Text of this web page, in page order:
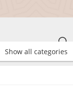
Show all categories